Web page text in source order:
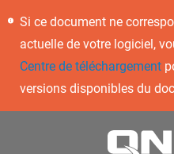
Si ce document ne
actuelle de votre logiciel,
Centre de téléchargement
versions disponibles du